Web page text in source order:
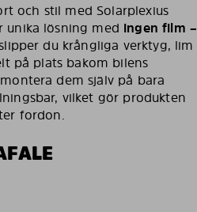
och stil med Solarplexius
unika lösning med ingen film –
du krångliga verktyg, lim
på plats bakom bilens
dem själv på bara
vilket gör produkten
fordon.